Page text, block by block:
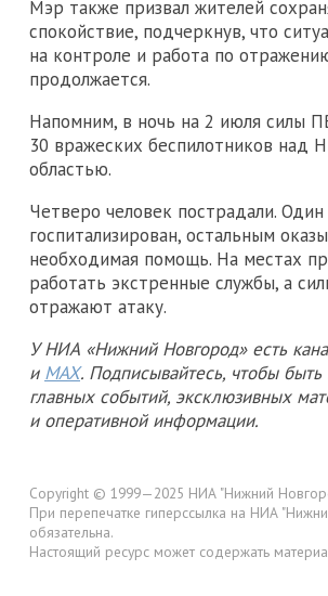
Мэр также призвал жителей
спокойствие, подчеркнув, что
на контроле и работа по
продолжается.
Напомним, в ночь на 2 июля силы
30 вражеских беспилотников над
областью.
Четверо человек пострадали.
госпитализирован, остальным
необходимая помощь. На местах
работать экстренные службы, а
отражают атаку.
У НИА «Нижний Новгород» есть
и MAX. Подписывайтесь, чтобы быть
главных событий, эксклюзивных
и оперативной информации.
Copyright © 1999—2025 НИА "Нижний
При перепечатке гиперссылка на НИА
обязательна.
Настоящий ресурс может содержать